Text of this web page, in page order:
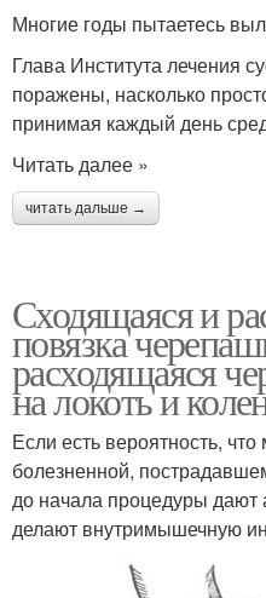
Многие годы пытаетесь
Глава Института лечения
поражены, насколько
принимая каждый день
Читать далее »
читать дальше →
Сходящаяся и
повязка
расходящаяся
на локоть и
Если есть вероятность,
болезненной,
до начала процедуры дают
делают внутримышечную